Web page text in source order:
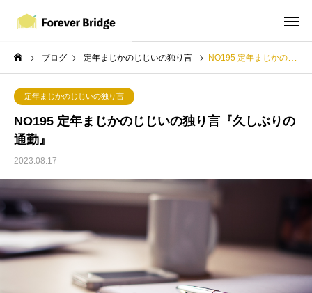
ブログ 定年まじかのじじいの独り言 NO195 定年まじかのじじいの独り言『久しぶりの通勤』
定年まじかのじじいの独り言
NO195 定年まじかのじじいの独り言『久しぶりの
通勤』
2023.08.17